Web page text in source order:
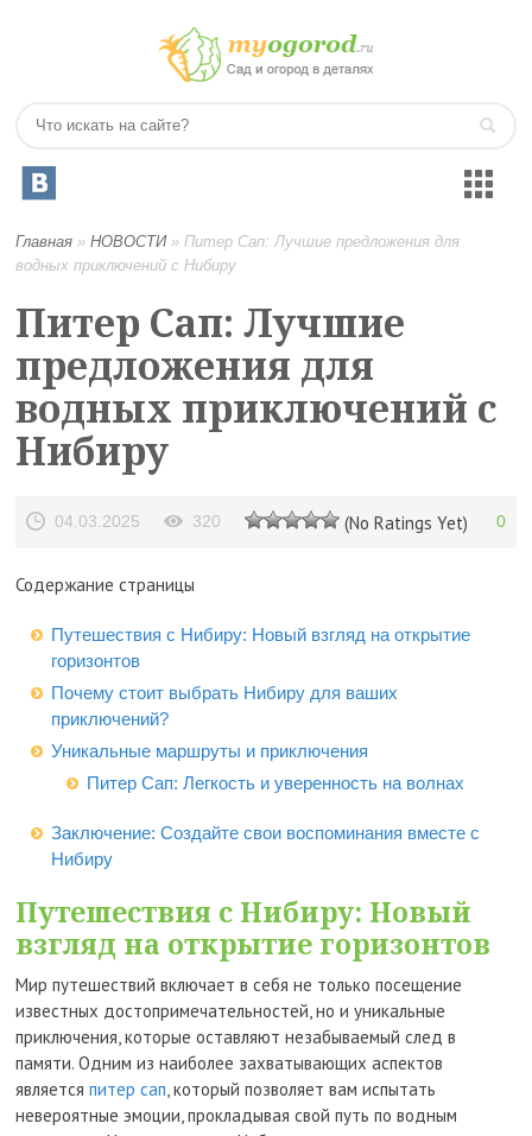
Главная »НОВОСТИ»Питер Сап: Лучшие предложения для
водных приключений с Нибиру
Питер Сап: Лучшие
предложения для
водных приключений с
Нибиру
04.03.2025 320 (No Ratings Yet) 0
Содержание страницы
Путешествия с Нибиру: Новый взгляд на открытие
горизонтов
Почему стоит выбрать Нибиру для ваших
приключений?
Уникальные маршруты и приключения
Питер Сап: Легкость и уверенность на волнах
Заключение: Создайте свои воспоминания вместе с
Нибиру
Путешествия с Нибиру: Новый
взгляд на открытие горизонтов
Мир путешествий включает в себя не только посещение
известных достопримечательностей, но и уникальные
приключения, которые оставляют незабываемый след в
памяти. Одним из наиболее захватывающих аспектов
являетсяпитер сап, который позволяет вам испытать
невероятные эмоции, прокладывая свой путь по водным